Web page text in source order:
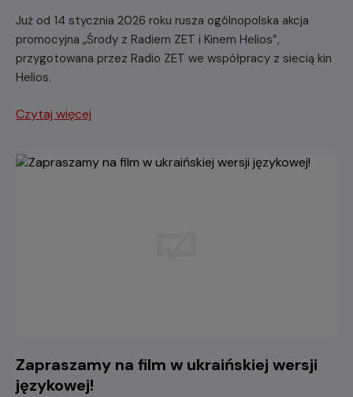
Już od 14 stycznia 2026 roku rusza ogólnopolska akcja
promocyjna „Środy z Radiem ZET i Kinem Helios”,
przygotowana przez Radio ZET we współpracy z siecią kin
Helios.
Czytaj więcej
Zapraszamy na film w ukraińskiej wersji
językowej!